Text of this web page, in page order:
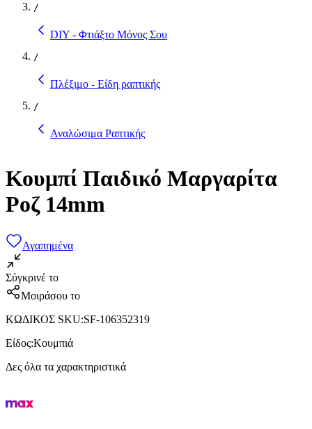
/
DIY - Φτιάξτο Μόνος Σου
/
Πλέξιμο - Είδη ραπτικής
/
Αναλώσιμα Ραπτικής
Κουμπί Παιδικό Μαργαρίτα
Ροζ 14mm
Αγαπημένα
Σύγκρινέ το
Μοιράσου το
ΚΩΔΙΚΟΣ SKU:SF-106352319
Είδος:Κουμπιά
Δες όλα τα χαρακτηριστικά